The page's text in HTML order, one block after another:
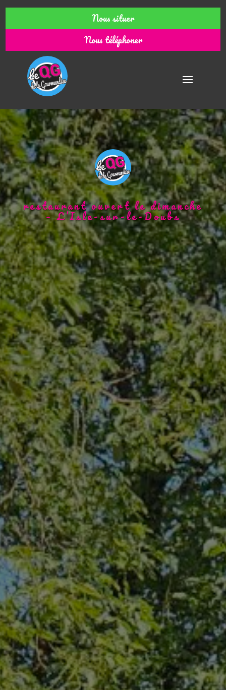
Nous situer
Nous téléphoner
restaurant ouvert le dimanche
– L’Isle-sur-le-Doubs